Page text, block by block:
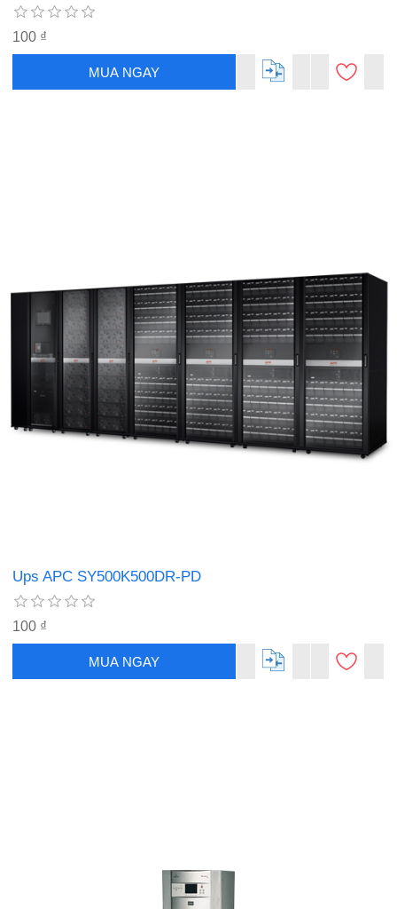
100 ₫
MUA NGAY
Ups APC SY500K500DR-PD
100 ₫
MUA NGAY